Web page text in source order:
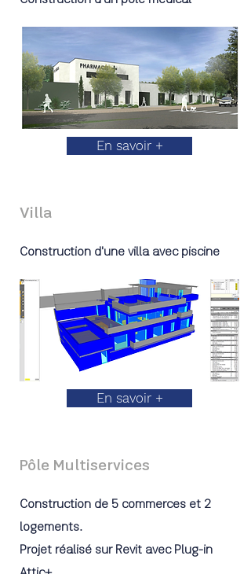
En savoir +
Villa
Construction d'une villa avec piscine
En savoir +
Pôle Multiservices
Construction de 5 commerces et 2
logements.
Projet réalisé sur Revit avec Plug-in